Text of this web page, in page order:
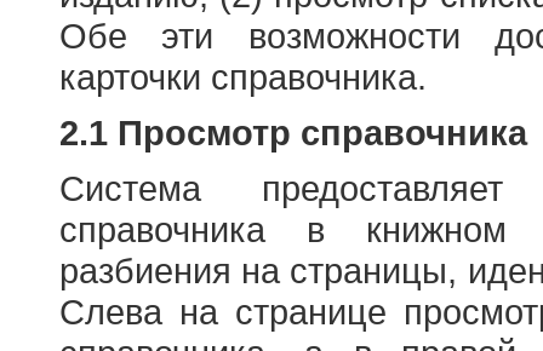
Обе эти возможности
карточки справочника.
2.1 Просмотр справочника
Система
справочника в
разбиения на страницы,
Слева на странице